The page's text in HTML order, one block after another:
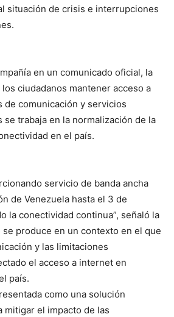
situación de crisis e interrupciones
en un comunicado oficial, la
ciudadanos mantener acceso a
de comunicación y servicios
se trabaja en la normalización de la
en el país.
servicio de banda ancha
de Venezuela hasta el 3 de
la conectividad continua”, señaló la
se produce en un contexto en el que
y las limitaciones
el acceso a internet en
país.
como una solución
mitigar el impacto de las